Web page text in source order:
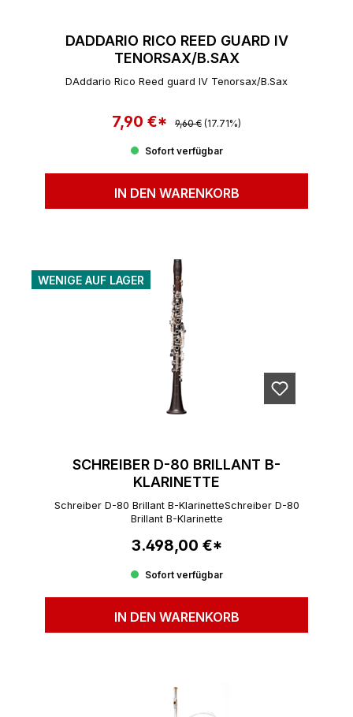
DADDARIO RICO REED GUARD IV
TENORSAX/B.SAX
DAddario Rico Reed guard IV Tenorsax/B.Sax
Verkaufspreis:
7,90 €* Regulärer Preis:
9,60 € (17.71%)
Sofort verfügbar
IN DEN WARENKORB
WENIGE AUF LAGER
SCHREIBER D-80 BRILLANT B-
KLARINETTE
Schreiber D-80 Brillant B-KlarinetteSchreiber D-80
Brillant B-Klarinette
Regulärer Preis:
3.498,00 €*
Sofort verfügbar
IN DEN WARENKORB